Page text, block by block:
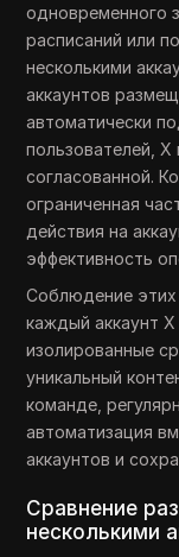
одновременного
расписаний или
несколькими
аккаунтов
автоматически
пользователей,
согласованной.
ограниченная
действия на
эффективность
Соблюдение этих
каждый аккаунт
изолированные
уникальный
команде,
автоматизация
аккаунтов и
Сравнение
несколькими